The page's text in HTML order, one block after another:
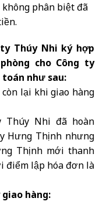
phân biệt đã
Thúy Nhi ký hợp
cho Công ty
như sau:
lại khi giao hàng
Thúy Nhi đã hoàn
Hưng Thịnh nhưng
Thịnh mới thanh
điểm lập hóa đơn là
hàng: